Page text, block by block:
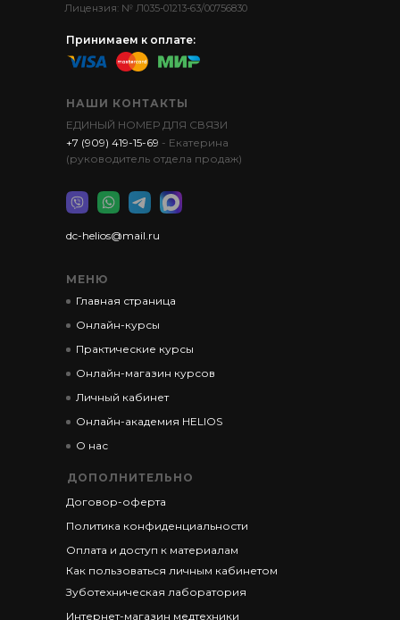
ДОПОЛНИТЕЛЬНО
Договор-оферта
Политика конфиденциальности
Оплата и доступ к материалам
Как пользоваться личным кабинетом
Зуботехническая лаборатория
Интернет-магазин медтехники
Главная страница
Онлайн-курсы
Практические курсы
Личный кабинет
Онлайн-академия HELIOS
МЕНЮ
dc-helios@mail.ru
ЕДИНЫЙ НОМЕР ДЛЯ СВЯЗИ
+7 (909) 419-15-69 - Екатерина
(руководитель отдела продаж)
НАШИ КОНТАКТЫ
Лицензия: № Л035-01213-63/00756830
Принимаем к оплате:
Онлайн-магазин курсов
О нас